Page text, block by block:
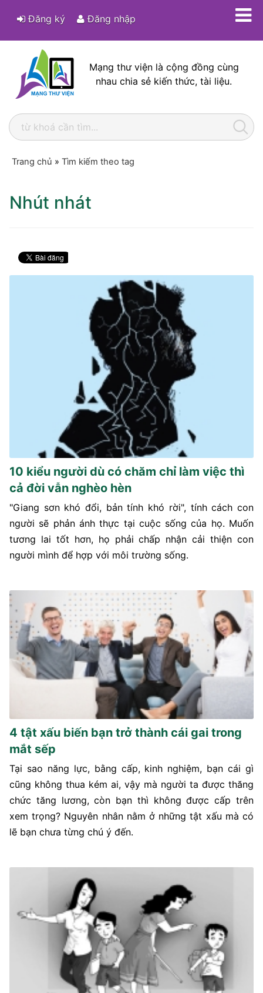
Đăng ký Đăng nhập
Mạng thư viện là cộng đồng cùng
nhau chia sẻ kiến thức, tài liệu.
Trang chủ » Tìm kiếm theo tag
Nhút nhát
10 kiểu người dù có chăm chỉ làm việc thì
cả đời vẫn nghèo hèn
"Giang sơn khó đổi, bản tính khó rời", tính cách con
người sẽ phản ánh thực tại cuộc sống của họ. Muốn
tương lai tốt hơn, họ phải chấp nhận cải thiện con
người mình để hợp với môi trường sống.
4 tật xấu biến bạn trở thành cái gai trong
mắt sếp
Tại sao năng lực, bằng cấp, kinh nghiệm, bạn cái gì
cũng không thua kém ai, vậy mà người ta được thăng
chức tăng lương, còn bạn thì không được cấp trên
xem trọng? Nguyên nhân nằm ở những tật xấu mà có
lẽ bạn chưa từng chú ý đến.